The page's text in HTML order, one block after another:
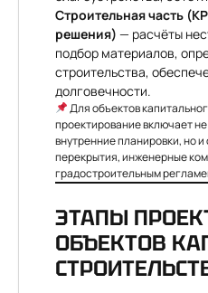
Строительная часть
решения) — расчёты
подбор материалов,
строительства,
долговечности.
Для объектов
проектирование включает
внутренние планировки, но
перекрытия, инженерные
градостроительным
ЭТАПЫ
ОБЪЕКТОВ